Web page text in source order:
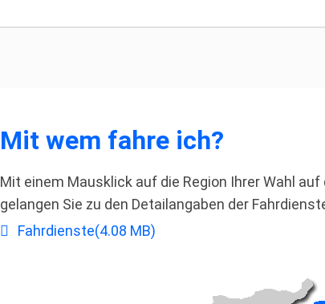
Mit wem fahre ich?
Mit einem Mausklick auf die Region Ihrer Wahl
gelangen Sie zu den Detailangaben der
pdf
Fahrdienste(4.08 MB)